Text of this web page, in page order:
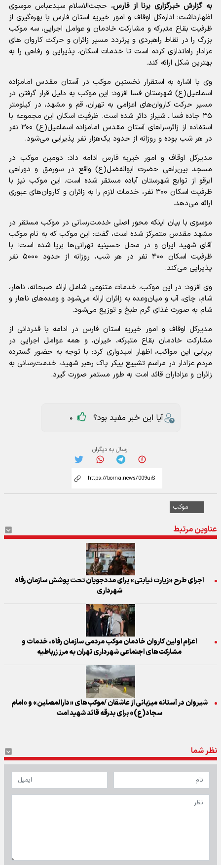
به گزارش خبرگزاری برنا از فارس، حجت‌الاسلام سیدعباس موسوی
اظهارداشت: اداره‌کل اوقاف و امور خیریه استان فارس با بهره‌گیری از
ظرفیت بقاع متبرکه و مشارکت خادمان و عوامل اجرایی، سه موکب
بزرگ را در نقاط راهبردی و پرتردد مسیر زائران و حرکت کاروان های
عزادار راه‌اندازی کرده است تا خدمات اسکان، پذیرایی و رفاهی را به
بهترین شکل ارائه کند.
وی با اشاره به استقرار نخستین موکب در آستان مقدس امامزاده
اسماعیل(ع) شهرستان فسا افزود: این موکب به دلیل قرار گرفتن در
مسیر حرکت کاروان‌های اعزامی به تهران، قم و مشهد، در کیلومتر
۳۵ جاده فسا ـ شیراز دائر شده است. ظرفیت اسکان این مجموعه با
استفاده از زائرسراهای آستان مقدس امامزاده اسماعیل(ع) ۳۰۰ نفر
در هر شب بوده و روزانه از حدود یک‌هزار نفر پذیرایی می‌شود.
مدیرکل اوقاف و امور خیریه فارس ادامه داد: دومین موکب در
مسجد بین‌راهی حضرت ابوالفضل(ع) واقع در سورمق و دوراهی
ابرقو از توابع شهرستان آباده مستقر شده است. این موکب نیز با
ظرفیت اسکان ۳۰۰ نفر، خدمات لازم را به زائران و کاروان‌های عبوری
ارائه می‌دهد.
موسوی با بیان اینکه محور اصلی خدمت‌رسانی در موکب مستقر در
مشهد مقدس متمرکز شده است، گفت: این موکب که به نام موکب
آقای شهید ایران و در محل حسینیه تهرانی‌ها برپا شده است؛ با
ظرفیت اسکان ۴۰۰ نفر در هر شب، روزانه از حدود ۵۰۰۰ نفر
پذیرایی می‌کند.
وی افزود: در این موکب، خدمات متنوعی شامل ارائه صبحانه، ناهار،
شام، چای، آب و میان‌وعده به زائران ارائه می‌شود و وعده‌های ناهار و
شام به صورت غذای گرم طبخ و توزیع می‌شود.
مدیرکل اوقاف و امور خیریه استان فارس در ادامه با قدردانی از
مشارکت خادمان بقاع متبرکه، خیران، و همه عوامل اجرایی در
برپایی این مواکب، اظهار امیدواری کرد: با توجه به حضور گسترده
مردم عزادار در مراسم تشییع پیکر پاک رهبر شهید، خدمت‌رسانی به
زائران و عزاداران قائد امت به طور مستمر صورت گیرد.
آیا این خبر مفید بود؟ 0
ارسال به دیگران
موکب
عناوین مرتبط
اجرای طرح «زیارت نیابتی» برای مددجویان تحت پوشش سازمان رفاه
شهرداری
اعزام اولین کاروان خادمان موکب مردمی سازمان رفاه، خدمات و
مشارکت‌های اجتماعی شهرداری تهران به مرز زرباطیه
شیروان در آستانه میزبانی از عاشقان /موکب‌های «دارالمصلین» و «امام
سجاد(ع)» برای بدرقه قائد شهید امت
نظر شما